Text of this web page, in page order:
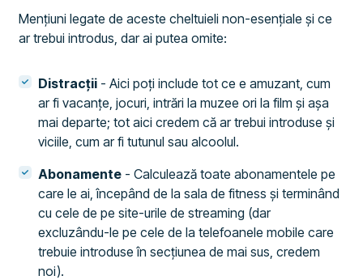
Mențiuni legate de aceste cheltuieli non-esențiale și ce
ar trebui introdus, dar ai putea omite:
Distracții - Aici poți include tot ce e amuzant, cum
ar fi vacanțe, jocuri, intrări la muzee ori la film și așa
mai departe; tot aici credem că ar trebui introduse și
viciile, cum ar fi tutunul sau alcoolul.
Abonamente - Calculează toate abonamentele pe
care le ai, începând de la sala de fitness și terminând
cu cele de pe site-urile de streaming (dar
excluzându-le pe cele de la telefoanele mobile care
trebuie introduse în secțiunea de mai sus, credem
noi).